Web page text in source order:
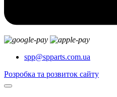
spp@spparts.com.ua
Розробка та розвиток сайту